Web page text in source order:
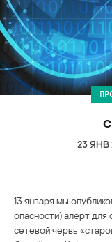
С
23 ЯНВ
13 января мы
опасности) алерт
сетевой червь